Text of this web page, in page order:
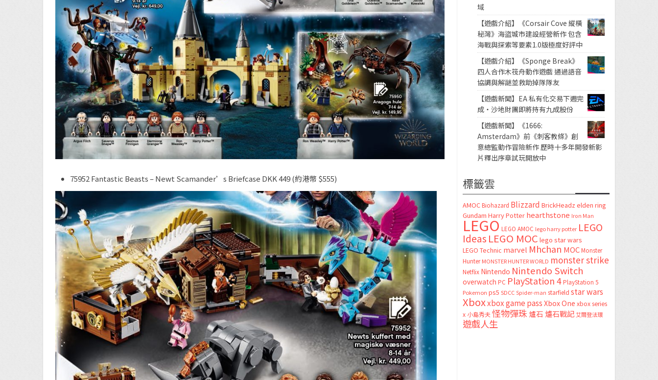
75952 Fantastic Beasts – Newt Scamander’s Briefcase DKK 449 (約港幣 $555)
域
【遊戲介紹】《Corsair Cove 縱橫
秘灣》海盜城市建設經營新作 包含
海戰與探索等要素1.0版極度好評中
【遊戲介紹】《Sponge Break》
四人合作木筏舟動作遊戲 通過語音
協調與解謎並救助掉隊隊友
【遊戲新聞】EA 私有化交易下週完
成・沙地財團即將持有九成股份
【遊戲新聞】《1666:
Amsterdam》前《刺客教條》創
意總監動作冒險新作 歷時十多年開發新影
片釋出序章試玩開放中
標籤雲
AMOC Biohazard Blizzard BrickHeadz elden ring
Gundam Harry Potter hearthstone Iron Man
LEGO LEGO AMOC lego harry potter LEGO
Ideas LEGO MOC lego star wars
LEGO Technic marvel Mhchan MOC Monster
Hunter MONSTER HUNTER WORLD monster strike
Netflix Nintendo Nintendo Switch
overwatch PC PlayStation 4 PlayStation 5
Pokemon ps5 SDCC Spider-man starfield star wars
Xboxxbox game passXbox One xbox series
x 小島秀夫怪物彈珠 爐石 爐石戰記艾爾登法環
遊戲人生